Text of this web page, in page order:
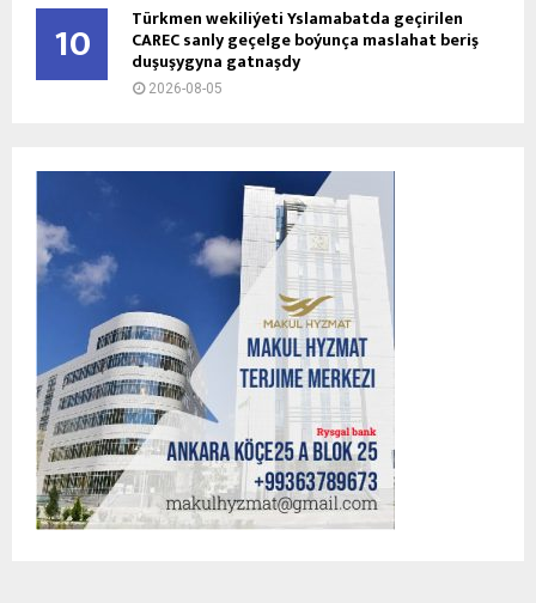
10 Türkmen wekiliýeti Yslamabatda geçirilen
CAREC sanly geçelge boýunça maslahat beriş
duşuşygyna gatnaşdy
2026-08-05